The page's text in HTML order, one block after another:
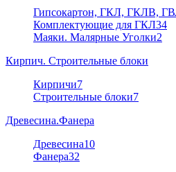
Гипсокартон, ГКЛ, ГКЛВ,
Комплектующие для ГКЛ34
Маяки. Малярные Уголки2
Кирпич. Строительные блоки
Кирпичи7
Строительные блоки7
Древесина.Фанера
Древесина10
Фанера32